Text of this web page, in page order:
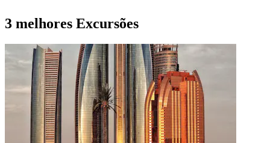
3 melhores Excursões